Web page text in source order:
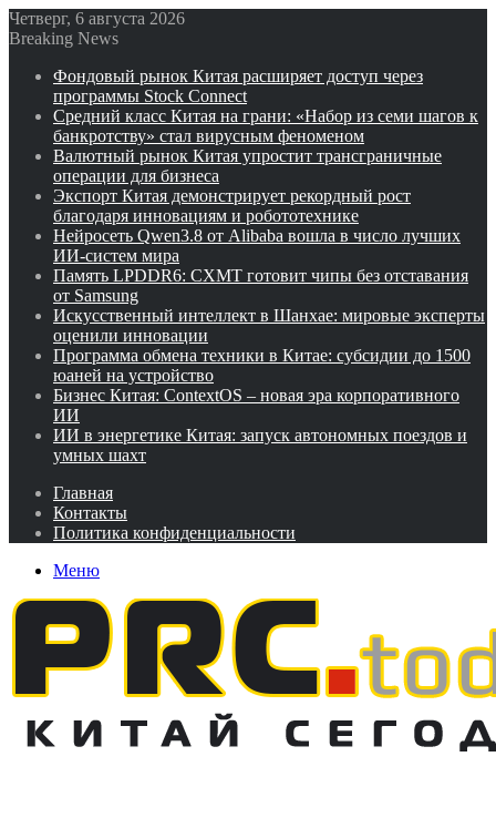
Четверг, 6 августа 2026
Breaking News
Фондовый рынок Китая расширяет доступ через
программы Stock Connect
Средний класс Китая на грани: «Набор из семи шагов к
банкротству» стал вирусным феноменом
Валютный рынок Китая упростит трансграничные
операции для бизнеса
Экспорт Китая демонстрирует рекордный рост
благодаря инновациям и робототехнике
Нейросеть Qwen3.8 от Alibaba вошла в число лучших
ИИ-систем мира
Память LPDDR6: CXMT готовит чипы без отставания
от Samsung
Искусственный интеллект в Шанхае: мировые эксперты
оценили инновации
Программа обмена техники в Китае: субсидии до 1500
юаней на устройство
Бизнес Китая: ContextOS – новая эра корпоративного
ИИ
ИИ в энергетике Китая: запуск автономных поездов и
умных шахт
Главная
Контакты
Политика конфиденциальности
Меню